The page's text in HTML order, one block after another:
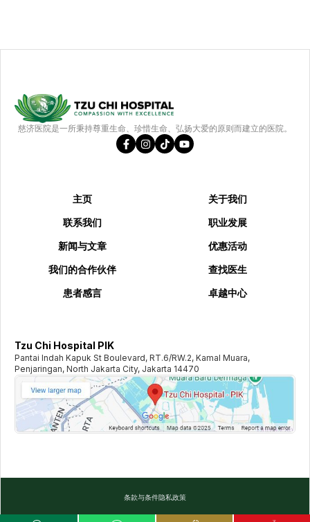
慈济医院是一所秉持尊重生命、珍惜生命、弘扬大爱的原则而建立的医院。
主页
关于我们
联系我们
职业发展
新闻与文章
优惠活动
我们的合作伙伴
查找医生
患者感言
卓越中心
Tzu Chi Hospital PIK
Pantai Indah Kapuk St Boulevard, RT.6/RW.2, Kamal Muara,
Penjaringan, North Jakarta City, Jakarta 14470
条款与条件隐私政策